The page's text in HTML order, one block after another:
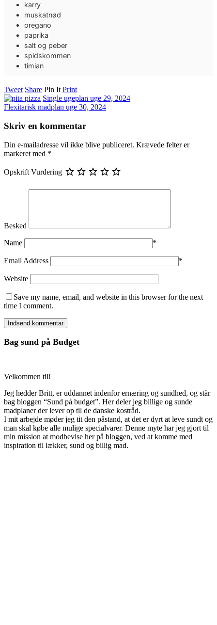
karry
muskatnød
oregano
paprika
salt og peber
spidskommen
timian
Tweet Share Pin It Print
Single ugeplan uge 29, 2024
Flexitarisk madplan uge 30, 2024
Skriv en kommentar
Din e-mailadresse vil ikke blive publiceret. Krævede felter er
markeret med *
Opskrift Vurdering
Besked
Name *
Email Address *
Website
Save my name, email, and website in this browser for the next
time I comment.
Bag sund på Budget
Velkommen til!
Jeg hedder Britt, er uddannet indenfor ernæring og sundhed, og står
bag bloggen “Sund på budget”. Her deler jeg billige og sunde
madplaner der lever op til de danske kostråd.
I mit arbejde møder jeg tit den påstand, at det er dyrt at leve sundt og
man skal købe alle mulige specialvarer. Denne myte har jeg gjort til
min mission at modbevise her på bloggen, ved at komme med
inspiration til lækker, sund og billig mad.